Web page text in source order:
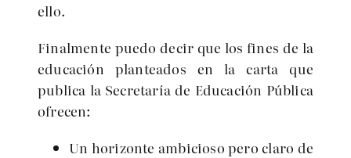
ello.
Finalmente puedo decir que los fines de la
educación planteados en la carta que
publica la Secretaría de Educación Pública
ofrecen:
Un horizonte ambicioso pero claro de